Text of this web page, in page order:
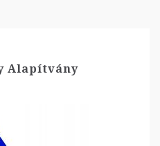
Alapítvány